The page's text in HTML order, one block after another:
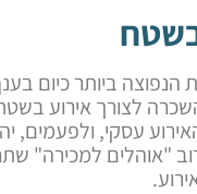
הנפוצה ביותר כיום
לצורך אירוע
עסקי, ולפעמים,
"אוהלים למכירה"